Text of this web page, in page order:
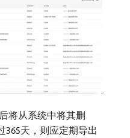
将从系统中将其删
365天，则应定期导出